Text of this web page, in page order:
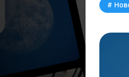
#